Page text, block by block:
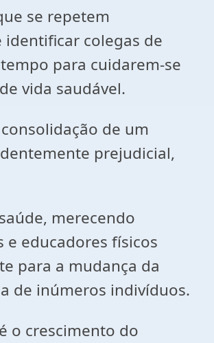
se repetem
colegas de
para cuidarem-se
vida saudável.
de um
prejudicial,
merecendo
e educadores físicos
para a mudança da
de inúmeros indivíduos.
o crescimento do